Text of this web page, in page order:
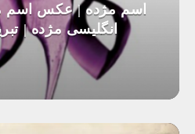
اسم مژده | عکس
انگلیسی مژده |